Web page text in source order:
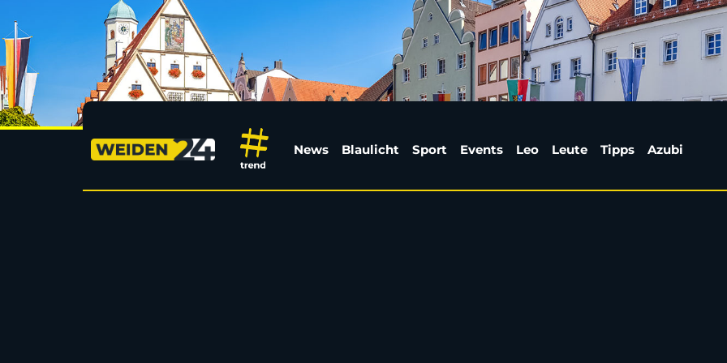
Verkehrsschilder an B 22 bei Wendersreuth
News Blaulicht Sport Events Leo Leute Tipps Azubi